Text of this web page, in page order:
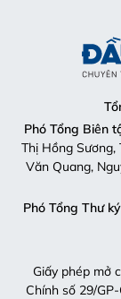
Phó Tổng Biên
Thị Hồng Sương,
Văn Quang,
Phó Tổng Thư
Giấy phép mở
Chính số 29/